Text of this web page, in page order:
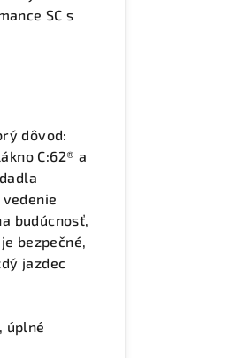
SC s
dôvod:
C:62® a
budúcnosť,
bezpečné,
jazdec
úplné